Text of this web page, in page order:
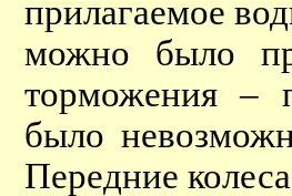
прилагаемое
можно было
торможения –
было
Передние